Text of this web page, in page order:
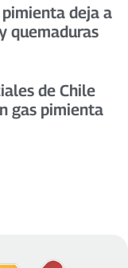
deja a
quemaduras
de Chile
gas pimienta